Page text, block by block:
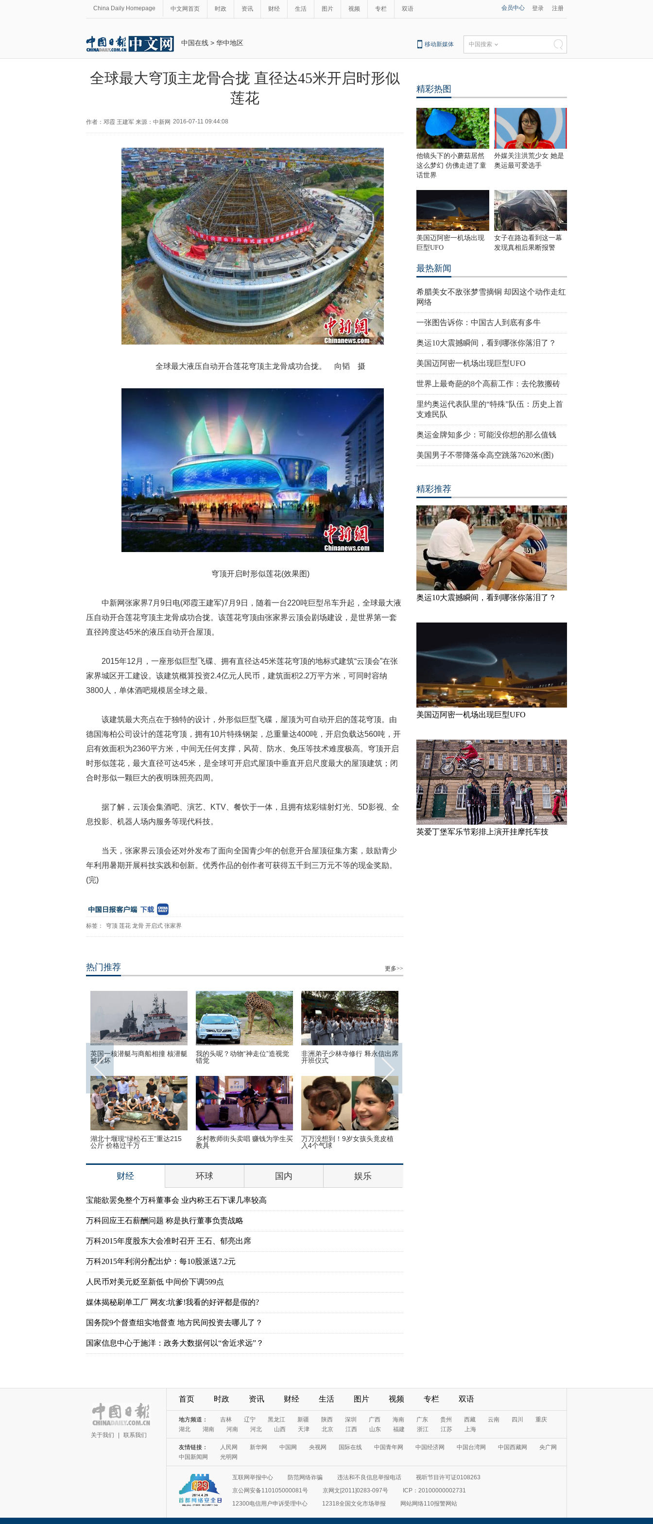
China Daily Homepage 中文网首页 时政 资讯 财经 生活 图片 视频 专栏 双语 会员中心 登录 注册
中国在线 > 华中地区 移动新媒体 中国搜索
全球最大穹顶主龙骨合拢 直径达45米开启时形似
莲花
作者：邓霞 王建军 来源：中新网 2016-07-11 09:44:08
全球最大液压自动开合莲花穹顶主龙骨成功合拢。 向韬 摄
穹顶开启时形似莲花(效果图)
中新网张家界7月9日电(邓霞王建军)7月9日，随着一台220吨巨型吊车升起，全球最大液
压自动开合莲花穹顶主龙骨成功合拢。该莲花穹顶由张家界云顶会剧场建设，是世界第一套
直径跨度达45米的液压自动开合屋顶。
2015年12月，一座形似巨型飞碟、拥有直径达45米莲花穹顶的地标式建筑“云顶会”在张
家界城区开工建设。该建筑概算投资2.4亿元人民币，建筑面积2.2万平方米，可同时容纳
3800人，单体酒吧规模居全球之最。
该建筑最大亮点在于独特的设计，外形似巨型飞碟，屋顶为可自动开启的莲花穹顶。由
德国海柏公司设计的莲花穹顶，拥有10片特殊钢架，总重量达400吨，开启负载达560吨，开
启有效面积为2360平方米，中间无任何支撑，风荷、防水、免压等技术难度极高。穹顶开启
时形似莲花，最大直径可达45米，是全球可开启式屋顶中垂直开启尺度最大的屋顶建筑；闭
合时形似一颗巨大的夜明珠照亮四周。
据了解，云顶会集酒吧、演艺、KTV、餐饮于一体，且拥有炫彩镭射灯光、5D影视、全
息投影、机器人场内服务等现代科技。
当天，张家界云顶会还对外发布了面向全国青少年的创意开合屋顶征集方案，鼓励青少
年利用暑期开展科技实践和创新。优秀作品的创作者可获得五千到三万元不等的现金奖励。
(完)
标签： 穹顶 莲花 龙骨 开启式 张家界
热门推荐 更多>>
英国一核潜艇与商船相撞 核潜艇
被撞坏
我的头呢？动物“神走位”造视觉
错觉
非洲弟子少林寺修行 释永信出席
开班仪式
湖北十堰现“绿松石王”重达215
公斤 价格过千万
乡村教师街头卖唱 赚钱为学生买
教具
万万没想到！9岁女孩头竟皮植
入4个气球
财经 环球 国内 娱乐
宝能欲罢免整个万科董事会 业内称王石下课几率较高
万科回应王石薪酬问题 称是执行董事负责战略
万科2015年度股东大会准时召开 王石、郁亮出席
万科2015年利润分配出炉：每10股派送7.2元
人民币对美元贬至新低 中间价下调599点
媒体揭秘刷单工厂 网友:坑爹!我看的好评都是假的?
国务院9个督查组实地督查 地方民间投资去哪儿了？
国家信息中心于施洋：政务大数据何以“舍近求远”？
精彩热图
他镜头下的小蘑菇居然
这么梦幻 仿佛走进了童
话世界
外媒关注洪荒少女 她是
奥运最可爱选手
美国迈阿密一机场出现
巨型UFO
女子在路边看到这一幕
发现真相后果断报警
最热新闻
希腊美女不敌张梦雪摘铜 却因这个动作走红
网络
一张图告诉你：中国古人到底有多牛
奥运10大震撼瞬间，看到哪张你落泪了？
美国迈阿密一机场出现巨型UFO
世界上最奇葩的8个高薪工作：去伦敦搬砖
里约奥运代表队里的“特殊”队伍：历史上首
支难民队
奥运金牌知多少：可能没你想的那么值钱
美国男子不带降落伞高空跳落7620米(图)
精彩推荐
奥运10大震撼瞬间，看到哪张你落泪了？
美国迈阿密一机场出现巨型UFO
英爱丁堡军乐节彩排上演开挂摩托车技
关于我们 联系我们
首页 时政 资讯 财经 生活 图片 视频 专栏 双语
地方频道： 吉林 辽宁 黑龙江 新疆 陕西 深圳 广西 海南 广东 贵州 西藏 云南 四川
重庆
湖北
湖南 河南 河北 山西 天津 北京 江西 山东 福建 浙江 江苏 上海
友情链接： 人民网 新华网 中国网 央视网 国际在线 中国青年网 中国经济网 中国台湾网 中国西藏网
央广网
中国新闻网
光明网
互联网举报中心 防范网络诈骗 违法和不良信息举报电话
视听节目许可证0108263
京公网安备110105000081号
京网文[2011]0283-097号
ICP：20100000002731
12300电信用户申诉受理中心
12318全国文化市场举报 网站网络110报警网站